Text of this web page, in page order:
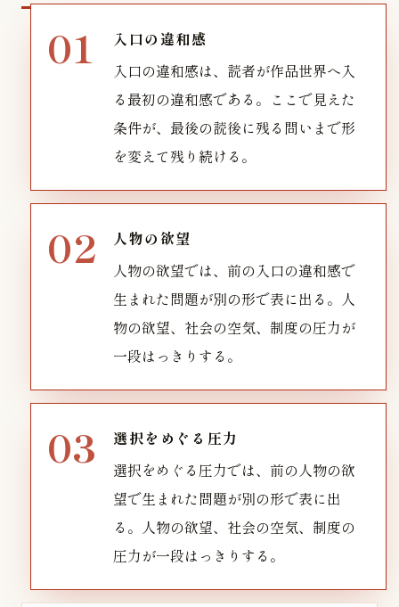
入口の違和感
入口の違和感は、読者が作品世界へ入
る最初の違和感である。ここで見えた
条件が、最後の読後に残る問いまで形
を変えて残り続ける。
人物の欲望
人物の欲望では、前の入口の違和感で
生まれた問題が別の形で表に出る。人
物の欲望、社会の空気、制度の圧力が
一段はっきりする。
選択をめぐる圧力
選択をめぐる圧力では、前の人物の欲
望で生まれた問題が別の形で表に出
る。人物の欲望、社会の空気、制度の
圧力が一段はっきりする。